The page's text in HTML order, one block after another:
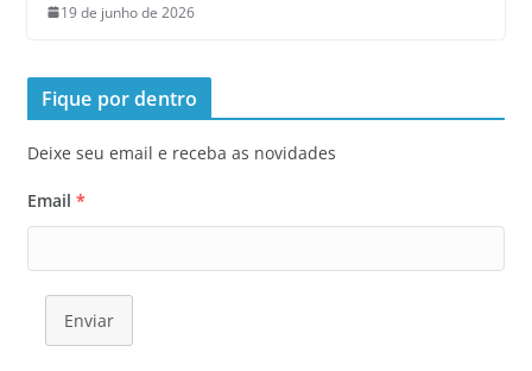
19 de junho de 2026
Fique por dentro
Deixe seu email e receba as novidades
Email *
Enviar